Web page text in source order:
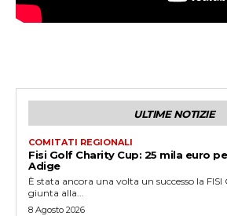
ULTIME NOTIZIE
COMITATI REGIONALI
Fisi Golf Charity Cup: 25 mila euro
Adige
È stata ancora una volta un successo la
giunta alla...
8 Agosto 2026